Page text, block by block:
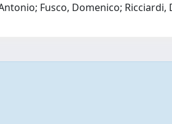
Fusco, Domenico; Ricciardi,